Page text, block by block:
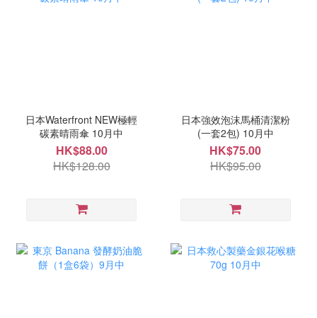
日本Waterfront NEW極輕
碳素晴雨傘 10月中
HK$88.00
HK$128.00
日本強效泡沫馬桶清潔粉
(一套2包) 10月中
HK$75.00
HK$95.00